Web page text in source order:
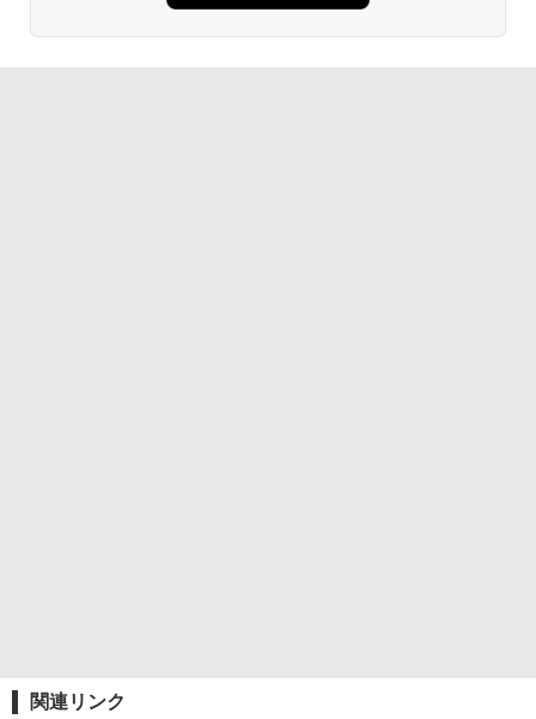
関連リンク